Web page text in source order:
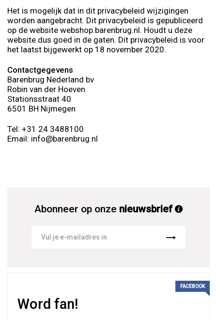
Het is mogelijk dat in dit privacybeleid wijzigingen
worden aangebracht. Dit privacybeleid is gepubliceerd
op de website webshop.barenbrug.nl. Houdt u deze
website dus goed in de gaten. Dit privacybeleid is voor
het laatst bijgewerkt op 18 november 2020.
Contactgegevens
Barenbrug Nederland bv
Robin van der Hoeven
Stationsstraat 40
6501 BH Nijmegen
Tel: +31 24 3488100
Email: info@barenbrug.nl
Abonneer op onze nieuwsbrief
FACEBOOK
Word fan!